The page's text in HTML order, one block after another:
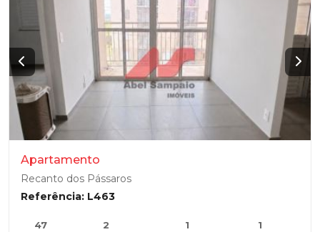
Apartamento
Recanto dos Pássaros
Referência: L463
47
2
1
1